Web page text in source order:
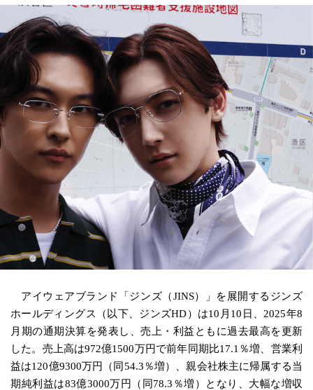
アイウェアブランド「ジンズ（JINS）」を展開するジンズ
ホールディングス（以下、ジンズHD）は10月10日、2025年8
月期の通期決算を発表し、売上・利益ともに過去最高を更新
した。売上高は972億1500万円で前年同期比17.1％増、営業利
益は120億9300万円（同54.3％増）、親会社株主に帰属する当
期純利益は83億3000万円（同78.3％増）となり、大幅な増収